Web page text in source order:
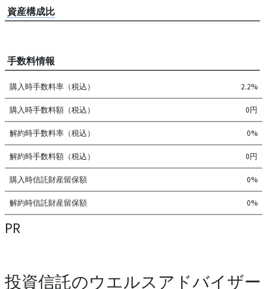
資産構成比
手数料情報
購入時手数料率（税込） 2.2%
購入時手数料額（税込） 0円
解約時手数料率（税込） 0%
解約時手数料額（税込） 0円
購入時信託財産留保額 0%
解約時信託財産留保額 0%
PR
投資信託のウエルスアドバイザー